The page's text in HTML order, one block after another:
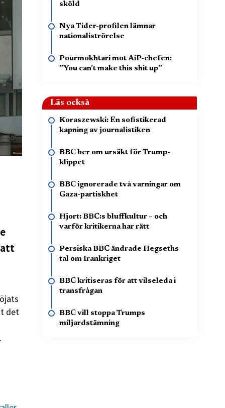
att
det
sköld
Nya Tider-profilen lämnar
nationaliströrelse
Pourmokhtari mot AiP-chefen:
”You can’t make this shit up”
Läs också
Koraszewski: En sofistikerad
kapning av journalistiken
BBC ber om ursäkt för Trump-
klippet
BBC ignorerade två varningar om
Gaza-partiskhet
Hjort: BBC:s bluffkultur – och
varför kritikerna har rätt
Persiska BBC ändrade Hegseths
tal om Irankriget
BBC kritiseras för att vilseleda i
transfrågan
BBC vill stoppa Trumps
miljardstämning